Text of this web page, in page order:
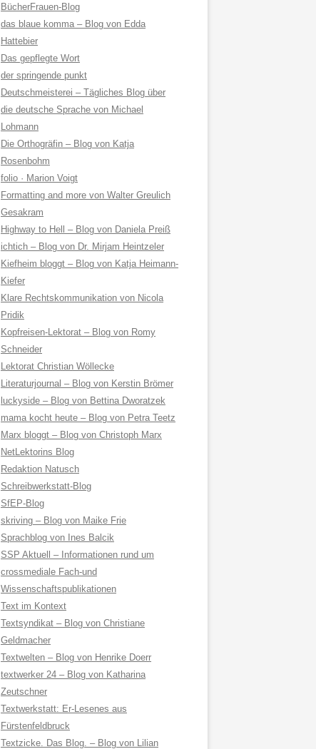
BücherFrauen-Blog
das blaue komma – Blog von Edda
Hattebier
Das gepflegte Wort
der springende punkt
Deutschmeisterei – Tägliches Blog über
die deutsche Sprache von Michael
Lohmann
Die Orthogräfin – Blog von Katja
Rosenbohm
folio · Marion Voigt
Formatting and more von Walter Greulich
Gesakram
Highway to Hell – Blog von Daniela Preiß
ichtich – Blog von Dr. Mirjam Heintzeler
Kiefheim bloggt – Blog von Katja Heimann-
Kiefer
Klare Rechtskommunikation von Nicola
Pridik
Kopfreisen-Lektorat – Blog von Romy
Schneider
Lektorat Christian Wöllecke
Literaturjournal – Blog von Kerstin Brömer
luckyside – Blog von Bettina Dworatzek
mama kocht heute – Blog von Petra Teetz
Marx bloggt – Blog von Christoph Marx
NetLektorins Blog
Redaktion Natusch
Schreibwerkstatt-Blog
SfEP-Blog
skriving – Blog von Maike Frie
Sprachblog von Ines Balcik
SSP Aktuell – Informationen rund um
crossmediale Fach-und
Wissenschaftspublikationen
Text im Kontext
Textsyndikat – Blog von Christiane
Geldmacher
Textwelten – Blog von Henrike Doerr
textwerker 24 – Blog von Katharina
Zeutschner
Textwerkstatt: Er-Lesenes aus
Fürstenfeldbruck
Textzicke. Das Blog. – Blog von Lilian